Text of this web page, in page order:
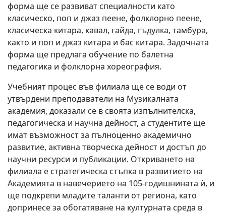
форма ще се развиват специалности като
класическо, поп и джаз пеене, фолклорно пеене,
класическа китара, кавал, гайда, гъдулка, тамбура,
както и поп и джаз китара и бас китара. Задочната
форма ще предлага обучение по балетна
педагогика и фолклорна хореография.
Учебният процес във филиала ще се води от
утвърдени преподаватели на Музикалната
академия, доказали се в своята изпълнителска,
педагогическа и научна дейност, а студентите ще
имат възможност за пълноценно академично
развитие, активна творческа дейност и достъп до
научни ресурси и публикации. Откриването на
филиала е стратегическа стъпка в развитието на
Академията в навечерието на 105-годишнината ѝ, и
ще подкрепи младите таланти от региона, като
допринесе за обогатяване на културната среда в